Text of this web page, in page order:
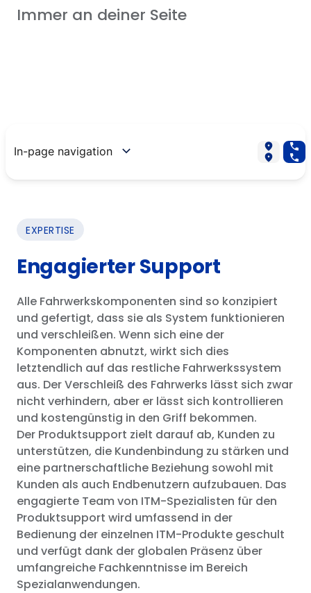
Vertriebsnetz
Immer an deiner Seite
In-page navigation
EXPERTISE
Engagierter Support
Alle Fahrwerkskomponenten sind so konzipiert
und gefertigt, dass sie als System funktionieren
und verschleißen. Wenn sich eine der
Komponenten abnutzt, wirkt sich dies
letztendlich auf das restliche Fahrwerkssystem
aus. Der Verschleiß des Fahrwerks lässt sich zwar
nicht verhindern, aber er lässt sich kontrollieren
und kostengünstig in den Griff bekommen.
Der Produktsupport zielt darauf ab, Kunden zu
unterstützen, die Kundenbindung zu stärken und
eine partnerschaftliche Beziehung sowohl mit
Kunden als auch Endbenutzern aufzubauen. Das
engagierte Team von ITM-Spezialisten für den
Produktsupport wird umfassend in der
Bedienung der einzelnen ITM-Produkte geschult
und verfügt dank der globalen Präsenz über
umfangreiche Fachkenntnisse im Bereich
Spezialanwendungen.